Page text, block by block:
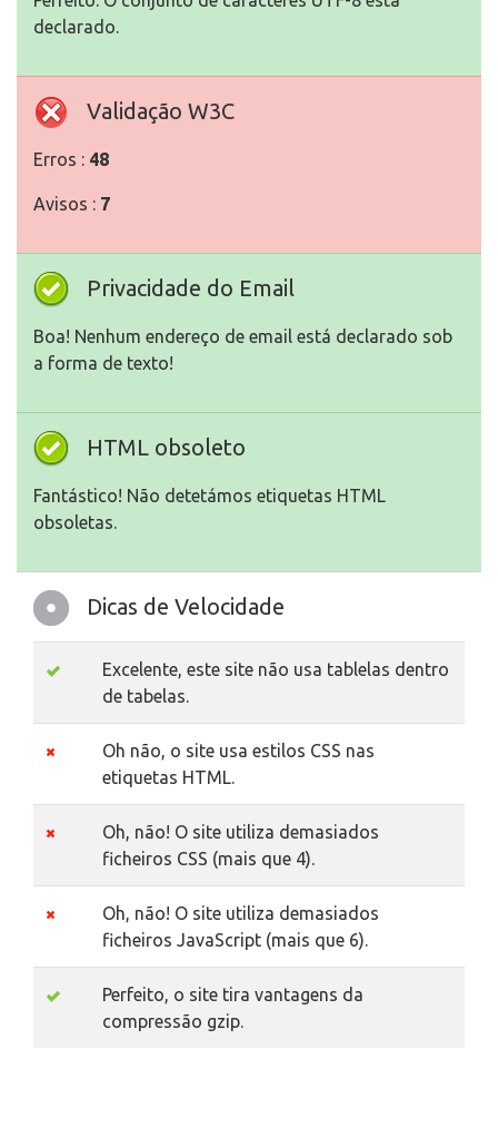
declarado.
Validação W3C
Erros : 48
Avisos : 7
Privacidade do Email
Boa! Nenhum endereço de email está declarado sob
a forma de texto!
HTML obsoleto
Fantástico! Não detetámos etiquetas HTML
obsoletas.
Dicas de Velocidade
Excelente, este site não usa tablelas dentro
de tabelas.
Oh não, o site usa estilos CSS nas
etiquetas HTML.
Oh, não! O site utiliza demasiados
ficheiros CSS (mais que 4).
Oh, não! O site utiliza demasiados
ficheiros JavaScript (mais que 6).
Perfeito, o site tira vantagens da
compressão gzip.